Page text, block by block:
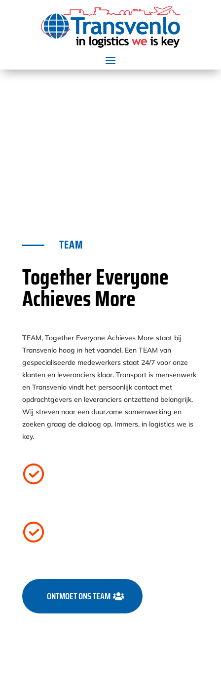
TEAM
Together Everyone
Achieves More
TEAM, Together Everyone Achieves More staat bij
Transvenlo hoog in het vaandel. Een TEAM van
gespecialiseerde medewerkers staat 24/7 voor onze
klanten en leveranciers klaar. Transport is mensenwerk
en Transvenlo vindt het persoonlijk contact met
opdrachtgevers en leveranciers ontzettend belangrijk.
Wij streven naar een duurzame samenwerking en
zoeken graag de dialoog op. Immers, in logistics we is
key.
ONTMOET ONS TEAM